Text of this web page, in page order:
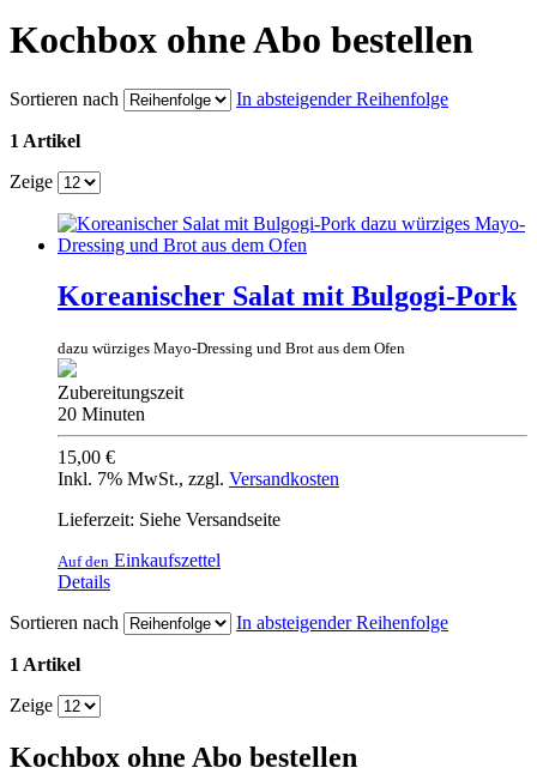
Kochbox ohne Abo bestellen
Sortieren nach In absteigender Reihenfolge
1 Artikel
Zeige
Koreanischer Salat mit Bulgogi-Pork
dazu würziges Mayo-Dressing und Brot aus dem Ofen
Zubereitungszeit
20 Minuten
15,00 €
Inkl. 7% MwSt., zzgl. Versandkosten
Lieferzeit: Siehe Versandseite
Auf den Einkaufszettel
Details
Sortieren nach
In absteigender Reihenfolge
1 Artikel
Zeige
Kochbox ohne Abo bestellen